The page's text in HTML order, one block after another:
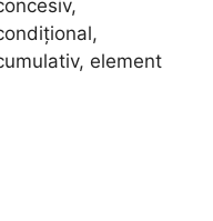
element